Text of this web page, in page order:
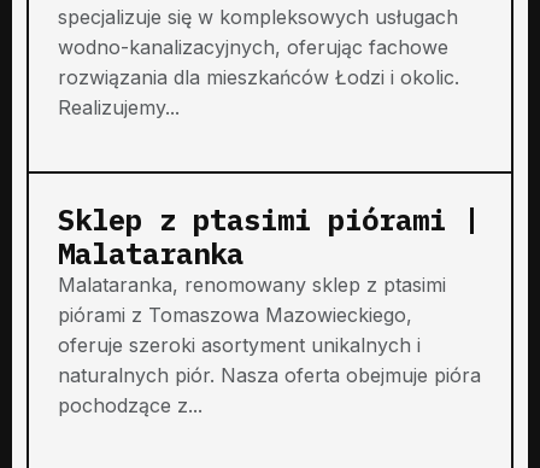
specjalizuje się w kompleksowych usługach
wodno-kanalizacyjnych, oferując fachowe
rozwiązania dla mieszkańców Łodzi i okolic.
Realizujemy...
Sklep z ptasimi piórami |
Malataranka
Malataranka, renomowany sklep z ptasimi
piórami z Tomaszowa Mazowieckiego,
oferuje szeroki asortyment unikalnych i
naturalnych piór. Nasza oferta obejmuje pióra
pochodzące z...